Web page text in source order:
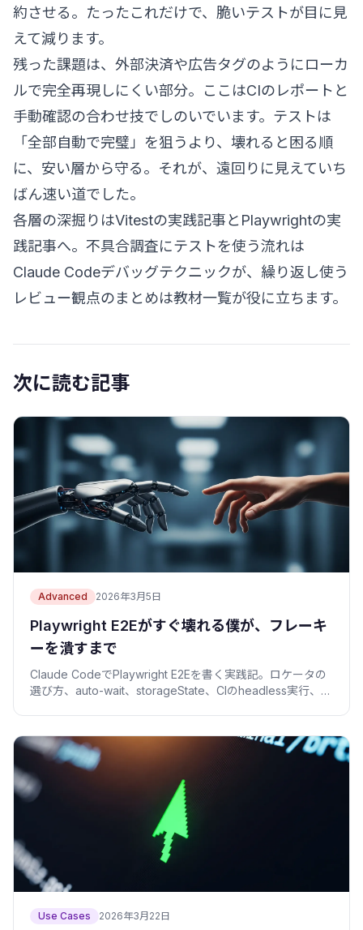
約させる。たったこれだけで、脆いテストが目に見
えて減ります。
残った課題は、外部決済や広告タグのようにローカ
ルで完全再現しにくい部分。ここはCIのレポートと
手動確認の合わせ技でしのいでいます。テストは
「全部自動で完璧」を狙うより、壊れると困る順
に、安い層から守る。それが、遠回りに見えていち
ばん速い道でした。
各層の深掘りはVitestの実践記事と Playwrightの実
践記事へ。不具合調査にテストを使う流れは
Claude Codeデバッグテクニックが、繰り返し使う
レビュー観点のまとめは教材一覧が役に立ちます。
次に読む記事
Advanced 2026年3月5日
Playwright E2Eがすぐ壊れる僕が、フレーキ
ーを潰すまで
Claude CodeでPlaywright E2Eを書く実践記。ロケータの
選び方、auto-wait、storageState、CIのheadless実行、
Use Cases 2026年3月22日